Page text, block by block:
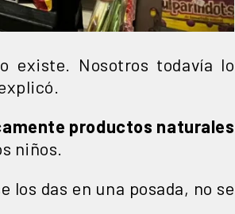
existe. Nosotros todavía lo
productos naturales
niños.
los das en una posada, no se